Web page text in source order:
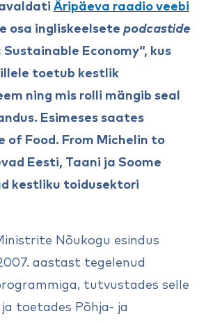
Äripäeva raadio veebi
osa ingliskeelsete podcastide
Economy“, kus
toetub kestlik
ning mis rolli mängib seal
Esimeses saates
of Food. From Michelin to
Eesti, Taani ja Soome
kestliku toidusektori
Nõukogu esindus
aastast tegelenud
tutvustades selle
toetades Põhja- ja